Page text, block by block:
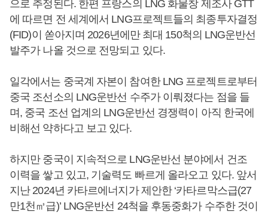
으로 추정된다. 한편 프랑스의 LNG 화물창 제조사 GTT
에 따르면 전 세계에서 LNG프로젝트들의 최종투자결정
(FID)이 쏟아지며 2026년에만 최대 150척의 LNG운반선
발주가 나올 것으로 전망되고 있다.
일각에서는 중국계 자본이 참여한 LNG 프로젝트로부터
중국 조선소의 LNG운반선 수주가 이뤄졌다는 점을 들
며, 중국 조선 업계의 LNG운반선 경쟁력이 아직 한국에
비해선 약하다고 보고 있다.
하지만 중국이 지속적으로 LNG운반선 분야에서 건조
이력을 쌓고 있고, 기술력도 빠르게 올라오고 있다. 앞서
지난 2024년 카타르에너지가 제안한 ‘카타르막스급(27
만1천㎥급)’ LNG운반선 24척을 후동중화가 수주한 것이